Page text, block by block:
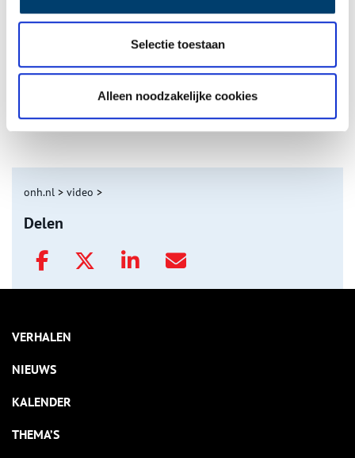
Selectie toestaan
Alleen noodzakelijke cookies
Tien verdwenen pretparken
onh.nl > video >
Delen
VERHALEN
NIEUWS
KALENDER
THEMA’S